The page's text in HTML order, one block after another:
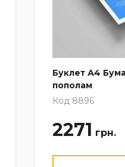
Буклет А4
пополам
Код 8896
2271 грн.